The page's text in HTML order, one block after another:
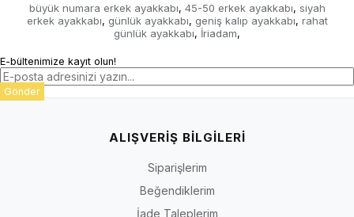
büyük numara erkek ayakkabı, 45-50 erkek ayakkabı, siyah
erkek ayakkabı, günlük ayakkabı, geniş kalıp ayakkabı, rahat
günlük ayakkabı, İriadam,
E-bültenimize kayıt olun!
Gönder
ALIŞVERİŞ BİLGİLERİ
Siparişlerim
Beğendiklerim
İade Taleplerim